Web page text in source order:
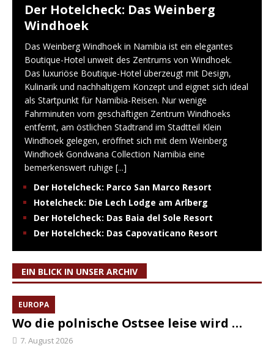
Der Hotelcheck: Das Weinberg
Windhoek
Das Weinberg Windhoek in Namibia ist ein elegantes
Boutique-Hotel unweit des Zentrums von Windhoek.
Das luxuriöse Boutique-Hotel überzeugt mit Design,
Kulinarik und nachhaltigem Konzept und eignet sich ideal
als Startpunkt für Namibia-Reisen. Nur wenige
Fahrminuten vom geschäftigen Zentrum Windhoeks
entfernt, am östlichen Stadtrand im Stadtteil Klein
Windhoek gelegen, eröffnet sich mit dem Weinberg
Windhoek Gondwana Collection Namibia eine
bemerkenswert ruhige [...]
Der Hotelcheck: Parco San Marco Resort
Hotelcheck: Die Lech Lodge am Arlberg
Der Hotelcheck: Das Baia del Sole Resort
Der Hotelcheck: Das Capovaticano Resort
EIN BLICK IN UNSER ARCHIV
EUROPA
Wo die polnische Ostsee leise wird …
7. August 2026